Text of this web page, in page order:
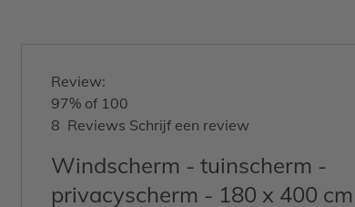
Review:
97% of 100
8 Reviews Schrijf een review
Windscherm - tuinscherm -
privacyscherm - 180 x 400